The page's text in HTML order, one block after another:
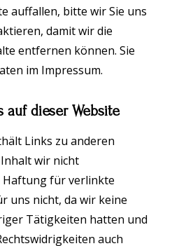
auffallen, bitte wir Sie uns
damit wir die
entfernen können. Sie
im Impressum.
dieser Website
Links zu anderen
wir nicht
für verlinkte
uns nicht, da wir keine
Tätigkeiten hatten und
auch